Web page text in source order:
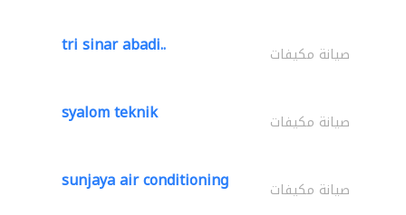
tri sinar abadi.. صيانة مكيفات
syalom teknik صيانة مكيفات
sunjaya air conditioning صيانة مكيفات